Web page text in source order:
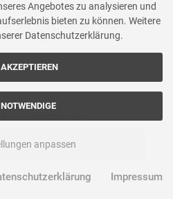
Vorwerk Kobold VK140
Duft-Zitrone, Bürste
Warenkorb
Angebotes zu analysieren und
bieten zu können. Weitere
Datenschutzerklärung.
anpassen
Impressum